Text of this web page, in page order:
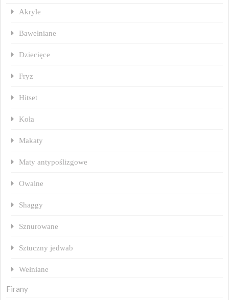
Akryle
Bawełniane
Dziecięce
Fryz
Hitset
Koła
Makaty
Maty antypoślizgowe
Owalne
Shaggy
Sznurowane
Sztuczny jedwab
Wełniane
Firany